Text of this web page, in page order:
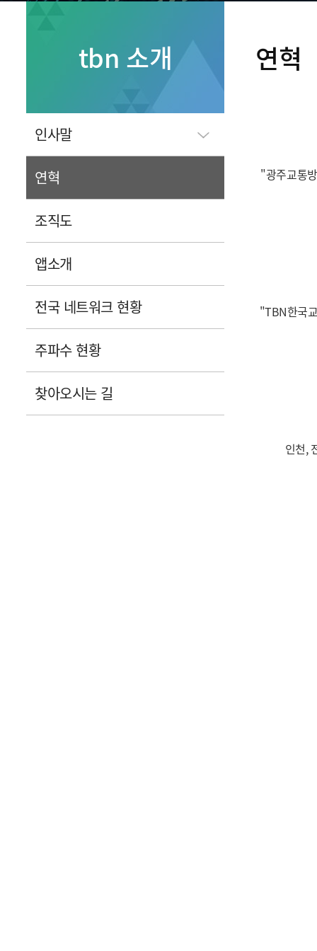
tbn 소개
인사말
연혁
조직도
앱소개
전국 네트워크 현황
주파수 현황
찾아오시는 길
연혁
"광주교통
"TBN한국
인천,